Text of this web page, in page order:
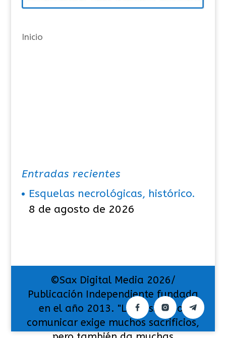
í
s
Inicio
Entradas recientes
Esquelas necrológicas, histórico.
8 de agosto de 2026
©Sax Digital Media 2026/
Publicación Independiente fundada
en el año 2013. "La pasión por
comunicar exige muchos sacrificios,